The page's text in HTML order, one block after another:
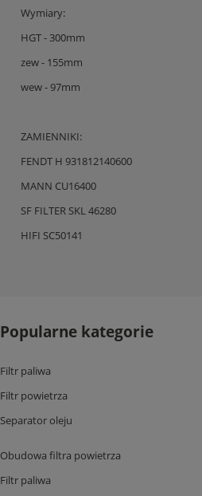
Wymiary:
HGT - 300mm
zew - 155mm
wew - 97mm
ZAMIENNIKI:
FENDT H 931812140600
MANN CU16400
SF FILTER SKL 46280
HIFI SC50141
Popularne kategorie
Filtr paliwa
Filtr powietrza
Separator oleju
Obudowa filtra powietrza
Filtr paliwa